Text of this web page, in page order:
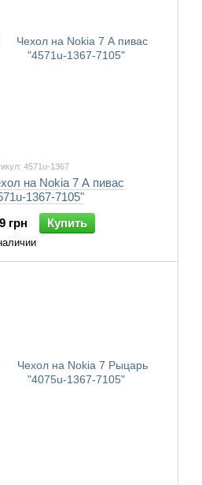
4571u-1367
на Nokia 7 А пивас
1367-7105"
грн
Купить